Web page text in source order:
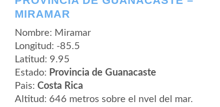
MIRAMAR
Nombre: Miramar
Longitud: -85.5
Latitud: 9.95
Estado: Provincia de Guanacaste
Pais: Costa Rica
Altitud: 646 metros sobre el nvel del mar.